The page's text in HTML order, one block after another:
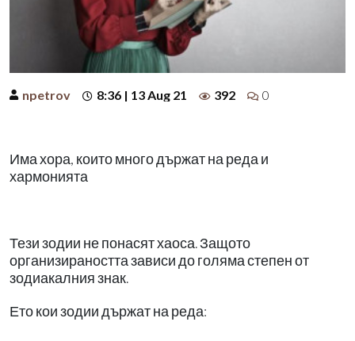
npetrov 8:36 | 13 Aug 21 392 0
Има хора, които много държат на реда и
хармонията
Тези зодии не понасят хаоса. Защото
организираността зависи до голяма степен от
зодиакалния знак.
Ето кои зодии държат на реда: